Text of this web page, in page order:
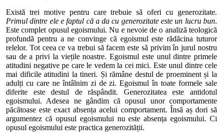
Există trei motive pentru care trebuie să oferi cu generozitate.
Primul dintre ele e faptul că a da cu generozitate este un lucru bun.
Este complet opusul egoismului. Nu e nevoie de o analiză teologică
profundă pentru a ne convinge că egoismul este rădăcina tuturor
relelor. Tot ceea ce va trebui să facem este să privim în jurul nostru
sau de a privi la viețile noastre. Egoismul este unul dintre primele
atitudini negative pe care le vedem la cei mici. Este unul dintre cele
mai dificile atitudini la tineri. Și rămâne destul de proeminent și la
adulți cu care ne întâlnim zi de zi. Egoismul în toate formele sale
diferite este destul de răspândit. Generozitatea este antidotul
egoismului. Adesea ne gândim că opusul unor comportamente
păcătoase este exact absența acelui comportament. Însă aș dori să
argumentez că opusul egoismului nu este absența egoismului. Ci
opusul egoismului este practica generozității.